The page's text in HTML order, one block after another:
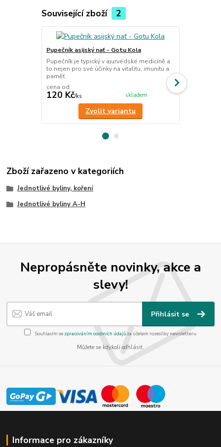
Související zboží 2
Pupečník asijský nať - Gotu Kola
Pupečník je typický v ajurvédské medicíně a
to nejen pro své účinky na vitalitu, imunitu a
paměť.
cena od
120 Kč/ks skladem
Zvolit variantu
na trávení,
Zboží zařazeno v kategoriích
Jednotlivé byliny, koření
Jednotlivé byliny A-H
Nepropásněte novinky, akce a
slevy!
Přihlásit se
Souhlasím se zpracováním osobních údajůza účelem rozesílky newsletteru.
Můžete se kdykoli odhlásit.
Informace pro zákazníky